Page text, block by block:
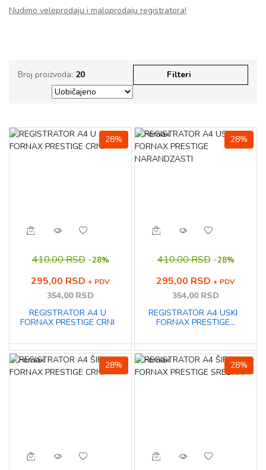
Nudimo veleprodaju i maloprodaju registratora!
Broj proizvoda: 20 Filteri
28%
410,00 RSD-28%
295,00 RSD + PDV
354,00 RSD
REGISTRATOR A4 U
FORNAX PRESTIGE CRNI
28%
410,00 RSD-28%
295,00 RSD + PDV
354,00 RSD
REGISTRATOR A4 USKI
FORNAX PRESTIGE
28% 28%